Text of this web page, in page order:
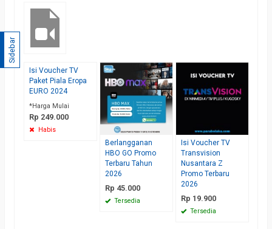
Isi Voucher TV
Paket Piala Eropa
EURO 2024
*Harga Mulai
Rp 249.000
Habis
Berlangganan
HBO GO Promo
Terbaru Tahun
2026
Rp 45.000
Tersedia
Isi Voucher TV
Transvision
Nusantara Z
Promo Terbaru
2026
Rp 19.900
Tersedia
Sidebar